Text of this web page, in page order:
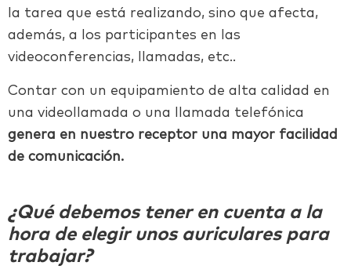
la tarea que está realizando, sino que afecta,
además, a los participantes en las
videoconferencias, llamadas, etc..
Contar con un equipamiento de alta calidad en
una videollamada o una llamada telefónica
genera en nuestro receptor una mayor facilidad
de comunicación.
¿Qué debemos tener en cuenta a la
hora de elegir unos auriculares para
trabajar?